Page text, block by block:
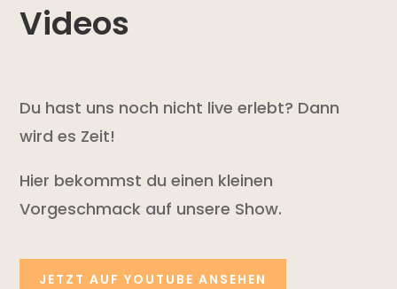
Videos
Du hast uns noch nicht live erlebt? Dann
wird es Zeit!
Hier bekommst du einen kleinen
Vorgeschmack auf unsere Show.
JETZT AUF YOUTUBE ANSEHEN